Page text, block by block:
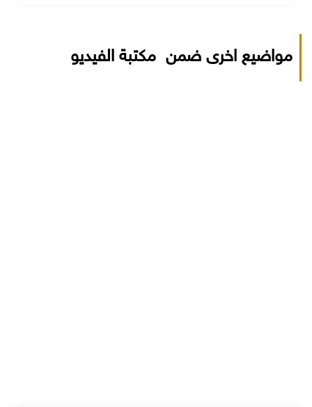
مواضيع اخرى ضمن مكتبة الفيديو